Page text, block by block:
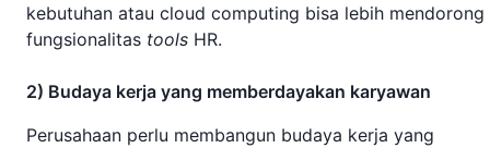
kebutuhan atau cloud computing bisa lebih mendorong
fungsionalitas tools HR.
2) Budaya kerja yang memberdayakan karyawan
Perusahaan perlu membangun budaya kerja yang